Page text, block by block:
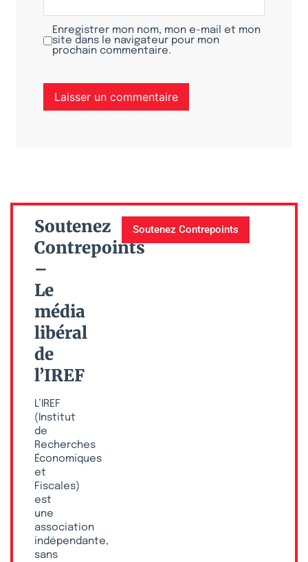
Enregistrer mon nom, mon e-mail et mon
site dans le navigateur pour mon
prochain commentaire.
Soutenez
Contrepoints
–
Le
média
libéral
de
l’IREF
L’IREF
(Institut
de
Recherches
Économiques
et
Fiscales)
est
une
association
indépendante,
sans
Soutenez Contrepoints